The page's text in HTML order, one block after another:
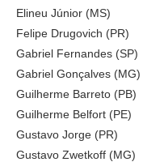
Elineu Júnior (MS)
Felipe Drugovich (PR)
Gabriel Fernandes (SP)
Gabriel Gonçalves (MG)
Guilherme Barreto (PB)
Guilherme Belfort (PE)
Gustavo Jorge (PR)
Gustavo Zwetkoff (MG)